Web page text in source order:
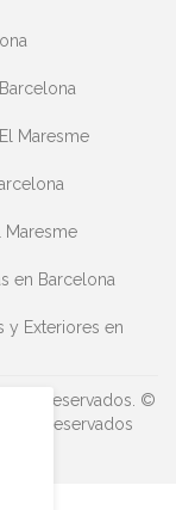
Maresme
Maresme
en Barcelona
y Exteriores en
reservados. ©
reservados